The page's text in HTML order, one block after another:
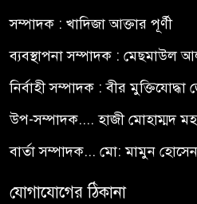
সম্পাদক : খাদিজা আক্তার পূর্ণী
ব্যবস্থাপনা সম্পাদক : মেছমাউল
নির্বাহী সম্পাদক : বীর
উপ-সম্পাদক.... হাজী মোহাম্মদ
বার্তা সম্পাদক... মো: মামুন হোসেন
যোগাযোগের ঠিকানা